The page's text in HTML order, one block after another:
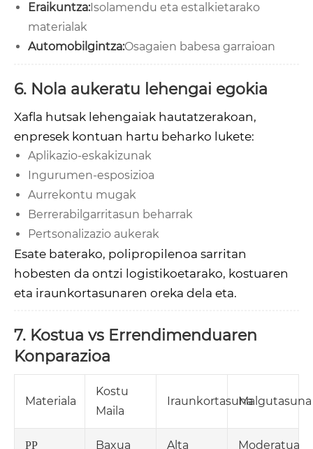
Eraikuntza:Isolamendu eta estalkietarako
materialak
Automobilgintza:Osagaien babesa garraioan
6. Nola aukeratu lehengai egokia
Xafla hutsak lehengaiak hautatzerakoan,
enpresek kontuan hartu beharko lukete:
Aplikazio-eskakizunak
Ingurumen-esposizioa
Aurrekontu mugak
Berrerabilgarritasun beharrak
Pertsonalizazio aukerak
Esate baterako, polipropilenoa sarritan
hobesten da ontzi logistikoetarako, kostuaren
eta iraunkortasunaren oreka dela eta.
7. Kostua vs Errendimenduaren
Konparazioa
Materiala
Kostu
Maila
IraunkortasunaMalgutasuna
PP Baxua Alta Moderatua